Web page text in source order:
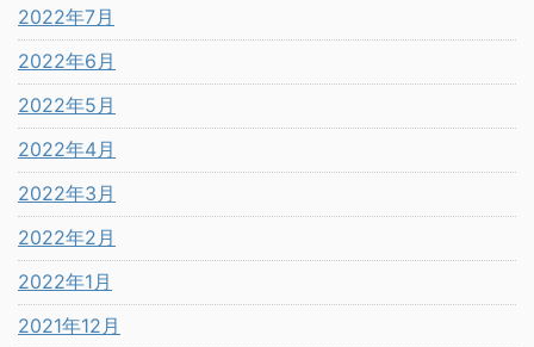
2022年7月
2022年6月
2022年5月
2022年4月
2022年3月
2022年2月
2022年1月
2021年12月